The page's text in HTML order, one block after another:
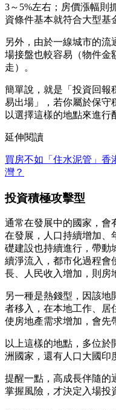
3～5%左右；房價漲幅則
資條件基本就符合大型基
另外，由於一線城市的流
場接盤也較容易（物件金
走）。
簡單說，就是「投資回報
易出場」，若你屬於保守
以選擇這樣的地點來進行
延伸閱讀
買房不如「住水泥管」香
灣？
投資積極攻擊型
通常在發展中的國家，會
在發展，人口持續增加、
礎建設也持續進行，帶動
續淨流入，都市化過程會
長、人民收入增加，則房
另一種是熱錢型，因該地
者移入，在本地工作、居
使房地產需求增加，會先
以上這樣的地點，多位
洲國家，還有人口大國印
提醒一點，高成長伴隨的
掌握風險，才決定入場投